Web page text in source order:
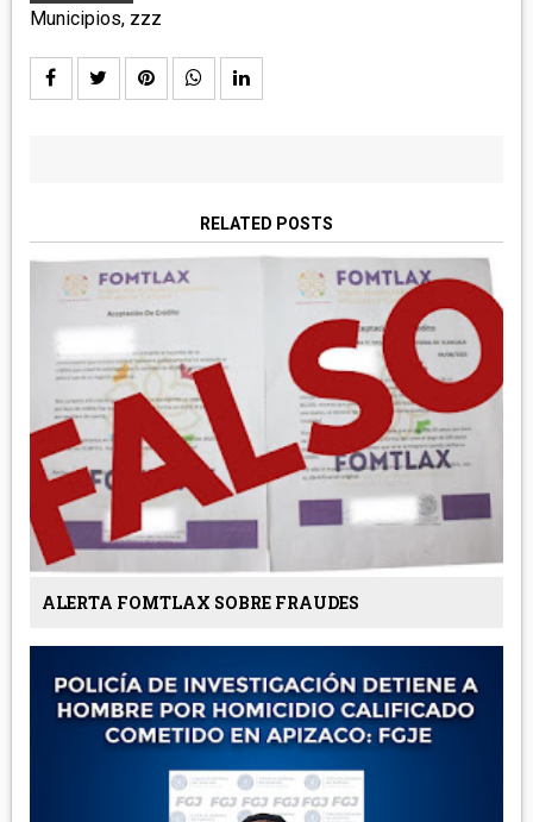
Municipios, zzz
RELATED POSTS
ALERTA FOMTLAX SOBRE FRAUDES